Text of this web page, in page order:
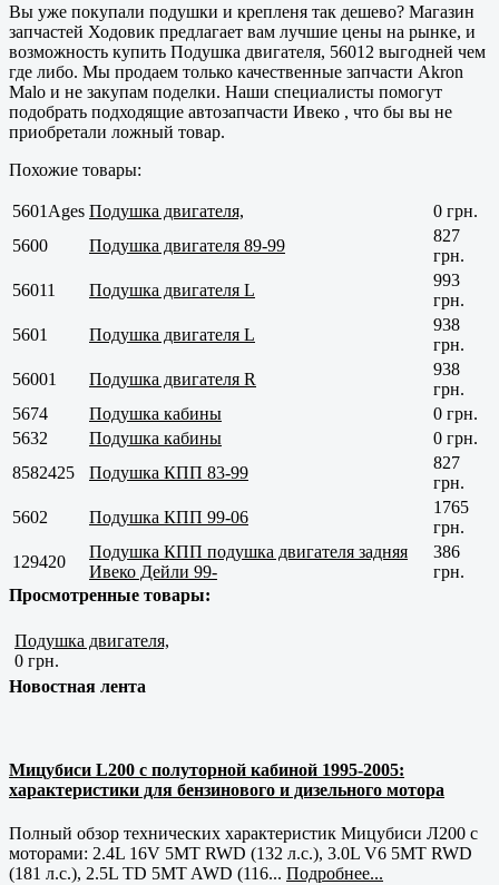
Вы уже покупали подушки и крепленя так дешево? Магазин
запчастей Ходовик предлагает вам лучшие цены на рынке, и
возможность купить Подушка двигателя, 56012 выгодней чем
где либо. Мы продаем только качественные запчасти Akron
Malo и не закупам поделки. Наши специалисты помогут
подобрать подходящие автозапчасти Ивеко , что бы вы не
приобретали ложный товар.
Похожие товары:
5601Ages Подушка двигателя,
0 грн.
5600
Подушка двигателя 89-99
827
грн.
56011
Подушка двигателя L
993
грн.
5601
Подушка двигателя L
938
грн.
56001
Подушка двигателя R
938
грн.
5674
Подушка кабины
0 грн.
5632
Подушка кабины
0 грн.
8582425
Подушка КПП 83-99
827
грн.
5602
Подушка КПП 99-06
1765
грн.
129420
Подушка КПП подушка двигателя задняя
Ивеко Дейли 99-
386
грн.
Просмотренные товары:
Подушка двигателя,
0 грн.
Новостная лента
Мицубиси L200 с полуторной кабиной 1995-2005:
характеристики для бензинового и дизельного мотора
Полный обзор технических характеристик Мицубиси Л200 с
моторами: 2.4L 16V 5MT RWD (132 л.с.), 3.0L V6 5MT RWD
(181 л.с.), 2.5L TD 5MT AWD (116... Подробнее...